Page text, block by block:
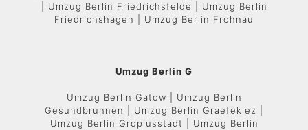
| Umzug Berlin Friedrichsfelde | Umzug Berlin
Friedrichshagen | Umzug Berlin Frohnau
Umzug Berlin G
Umzug Berlin Gatow | Umzug Berlin
Gesundbrunnen | Umzug Berlin Graefekiez |
Umzug Berlin Gropiusstadt | Umzug Berlin